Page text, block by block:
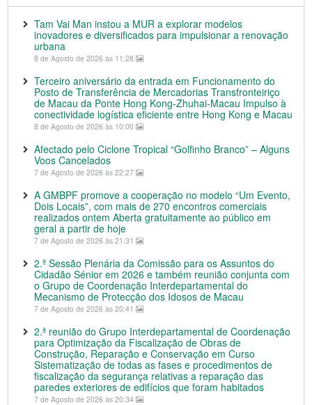
Tam Vai Man instou a MUR a explorar modelos
inovadores e diversificados para impulsionar a renovação
urbana
8 de Agosto de 2026 às 11:28
Terceiro aniversário da entrada em Funcionamento do
Posto de Transferência de Mercadorias Transfronteiriço
de Macau da Ponte Hong Kong-Zhuhai-Macau Impulso à
conectividade logística eficiente entre Hong Kong e Macau
8 de Agosto de 2026 às 10:00
Afectado pelo Ciclone Tropical “Golfinho Branco” – Alguns
Voos Cancelados
7 de Agosto de 2026 às 22:27
A GMBPF promove a cooperação no modelo “Um Evento,
Dois Locais”, com mais de 270 encontros comerciais
realizados ontem Aberta gratuitamente ao público em
geral a partir de hoje
7 de Agosto de 2026 às 21:31
2.ª Sessão Plenária da Comissão para os Assuntos do
Cidadão Sénior em 2026 e também reunião conjunta com
o Grupo de Coordenação Interdepartamental do
Mecanismo de Protecção dos Idosos de Macau
7 de Agosto de 2026 às 20:41
2.ª reunião do Grupo Interdepartamental de Coordenação
para Optimização da Fiscalização de Obras de
Construção, Reparação e Conservação em Curso
Sistematização de todas as fases e procedimentos de
fiscalização da segurança relativas a reparação das
paredes exteriores de edifícios que foram habitados
7 de Agosto de 2026 às 20:34